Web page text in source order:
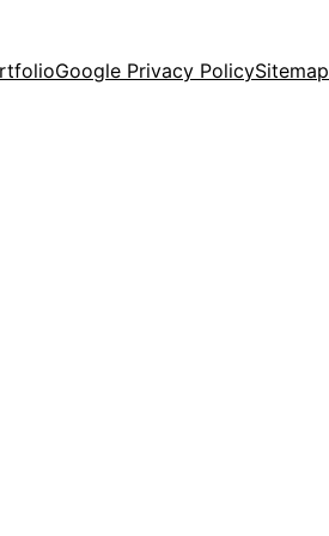
Google Privacy PolicySitemap